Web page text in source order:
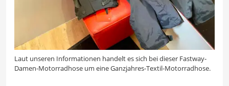
Laut unseren Informationen handelt es sich bei dieser Fastway-
Damen-Motorradhose um eine Ganzjahres-Textil-Motorradhose.